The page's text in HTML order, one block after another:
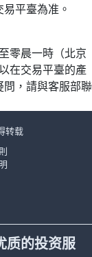
平臺為准。
零晨一時（北京
在交易平臺的產
問，請與客服部聯
转载
质的投资服